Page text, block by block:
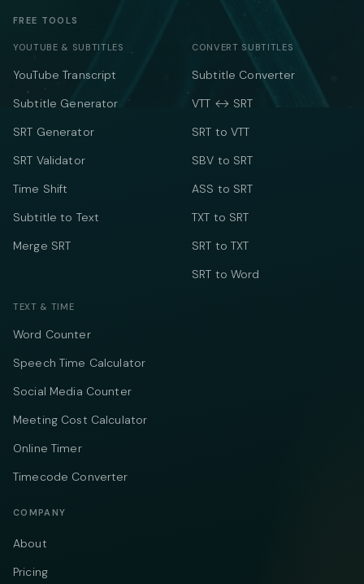
FREE TOOLS
YOUTUBE & SUBTITLES
YouTube Transcript
Subtitle Generator
SRT Generator
SRT Validator
Time Shift
Subtitle to Text
Merge SRT
CONVERT SUBTITLES
Subtitle Converter
VTT ↔ SRT
SRT to VTT
SBV to SRT
ASS to SRT
TXT to SRT
SRT to TXT
SRT to Word
TEXT & TIME
Word Counter
Speech Time Calculator
Social Media Counter
Meeting Cost Calculator
Online Timer
Timecode Converter
COMPANY
About
Pricing